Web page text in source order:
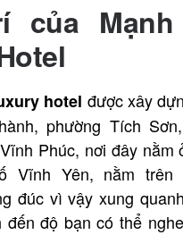
của Mạnh
hotel được xây
phường Tích
Phúc, nơi đây nằm
Vĩnh Yên, nằm trên
đúc vì vậy xung
đến độ bạn có thể